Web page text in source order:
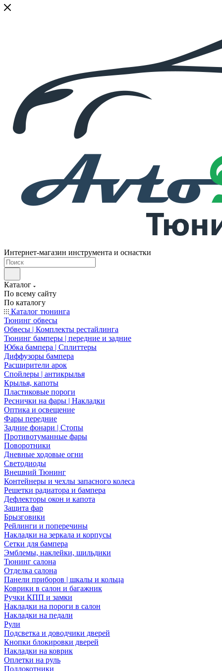
Интернет-магазин инструмента и оснастки
Каталог
По всему сайту
По каталогу
Каталог тюнинга
Тюнинг обвесы
Обвесы | Комплекты рестайлинга
Тюнинг бамперы | передние и задние
Юбка бампера | Сплиттеры
Диффузоры бампера
Расширители арок
Спойлеры | антикрылья
Крылья, капоты
Пластиковые пороги
Реснички на фары | Накладки
Оптика и освещение
Фары передние
Задние фонари | Стопы
Противотуманные фары
Поворотники
Дневные ходовые огни
Светодиоды
Внешний Тюнинг
Контейнеры и чехлы запасного колеса
Решетки радиатора и бампера
Дефлекторы окон и капота
Защита фар
Брызговики
Рейлинги и поперечины
Накладки на зеркала и корпусы
Сетки для бампера
Эмблемы, наклейки, шильдики
Тюнинг салона
Отделка салона
Панели приборов | шкалы и кольца
Коврики в салон и багажник
Ручки КПП и замки
Накладки на пороги в салон
Накладки на педали
Рули
Подсветка и доводчики дверей
Кнопки блокировки дверей
Накладки на коврик
Оплетки на руль
Подлокотники